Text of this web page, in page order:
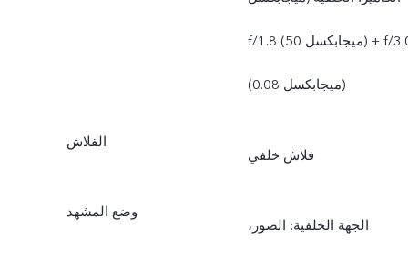
f/1.8 (50 ميجابكسل) + f/3.0
(0.08 ميجابكسل)
الفلاش
فلاش خلفي
وضع المشهد
الجهة الخلفية: الصور،